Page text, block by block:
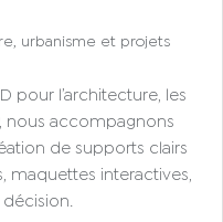
urbanisme et projets
pour l’architecture, les
nous accompagnons
de supports clairs
maquettes interactives,